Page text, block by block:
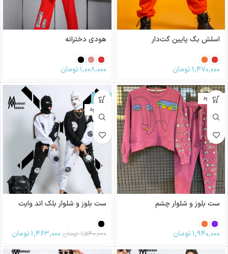
اسلش بگ ‌پایین گت‌دار
۱,۴۷۰,۰۰۰تومان
هودی دخترانه
۱,۰۰۸,۰۰۰تومان
ناموجود
ست بلوز و شلوار چشم
۱,۹۴۰,۰۰۰تومان
-5%
ناموجود
ست بلوز و شلوار بلک اند وایت
۱,۵۴۰,۰۰۰ تومان ۱,۴۶۳,۰۰۰تومان